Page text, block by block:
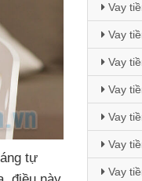
tự
Vay
Vay
Vay
Vay
Vay
Vay
Vay